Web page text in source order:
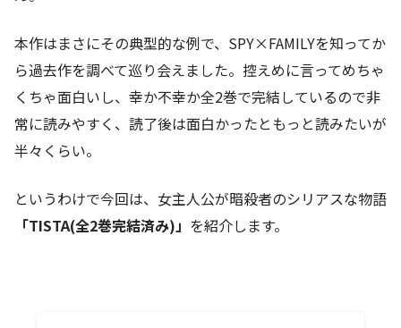
本作はまさにその典型的な例で、SPY×FAMILYを知ってか
ら過去作を調べて巡り会えました。控えめに言ってめちゃ
くちゃ面白いし、幸か不幸か全2巻で完結しているので非
常に読みやすく、読了後は面白かったともっと読みたいが
半々くらい。
というわけで今回は、女主人公が暗殺者のシリアスな物語
「TISTA(全2巻完結済み)」 を紹介します。